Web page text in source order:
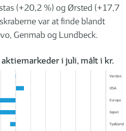
(+20,2 %) og Ørsted (+17,7
var at finde blandt
Genmab og Lundbeck.
i juli, målt i kr.